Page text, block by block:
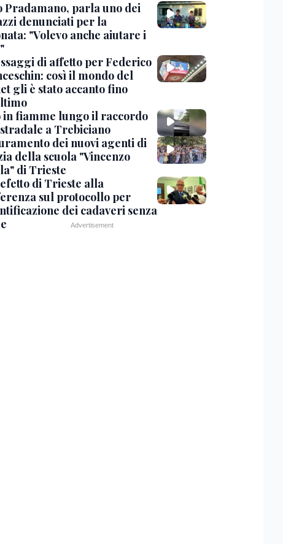
Pradamano, parla uno dei
denunciati per la
"Volevo anche aiutare i
di affetto per Federico
così il mondo del
gli è stato accanto fino
in fiamme lungo il raccordo
a Trebiciano
dei nuovi agenti di
della scuola "Vincenzo
di Trieste
di Trieste alla
sul protocollo per
dei cadaveri senza